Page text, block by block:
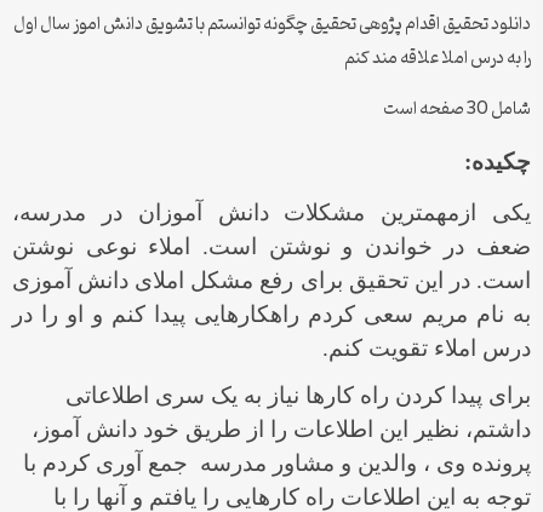
دانلود تحقیق اقدام پژوهی تحقیق چگونه توانستم با تشویق دانش اموز سال اول
را به درس املا علاقه مند کنم
شامل 30 صفحه است
چکیده:
یکی ازمهمترین مشکلات دانش آموزان در مدرسه،
ضعف در خواندن و نوشتن است. املاء نوعی نوشتن
است. در این تحقیق برای رفع مشکل املای دانش آموزی
به نام مريم سعی کردم راهکارهایی پیدا کنم و او را در
درس املاء تقویت کنم.
برای پیدا کردن راه کارها نیاز به یک سری اطلاعاتی
داشتم، نظیر این اطلاعات را از طریق خود دانش آموز،
پرونده وی ، والدین و مشاور مدرسه جمع آوری کردم با
توجه به این اطلاعات راه کارهایی را یافتم و آنها را با